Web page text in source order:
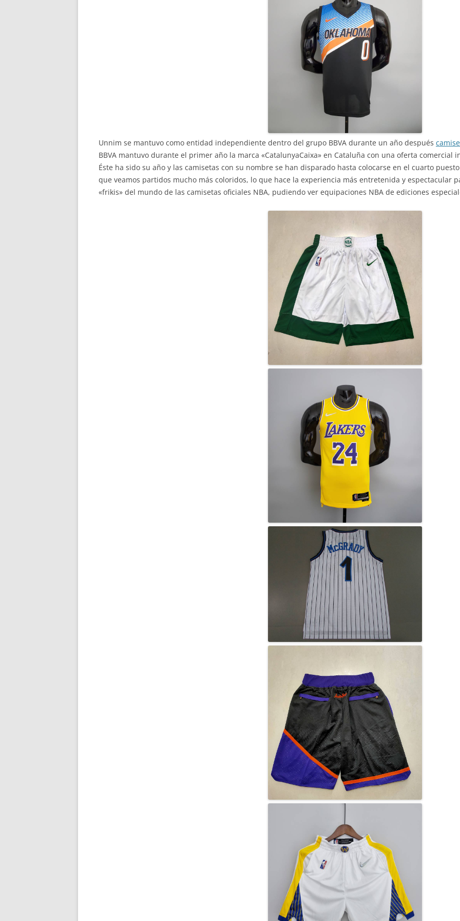
Unnim se mantuvo como entidad independiente dentro del grupo BBVA durante un año después
BBVA mantuvo durante el primer año la marca «CatalunyaCaixa» en Cataluña con una oferta
Éste ha sido su año y las camisetas con su nombre se han disparado hasta colocarse en el cuarto
que veamos partidos mucho más coloridos, lo que hace la experiencia más entretenida y espectacular
«frikis» del mundo de las camisetas oficiales NBA, pudiendo ver equipaciones NBA de ediciones